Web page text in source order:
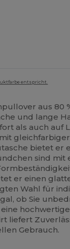
entspricht.
aus 80
und lange
als auch auf
bietet er
sind mit
er einen
Wahl für
ob Sie
liefert
Gebrauch.